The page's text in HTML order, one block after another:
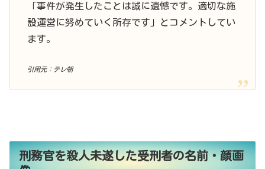
「事件が発生したことは誠に遺憾です。適切な施
設運営に努めていく所存です」とコメントしてい
ます。
引用元：テレ朝
刑務官を殺人未遂した受刑者の名前・顔画